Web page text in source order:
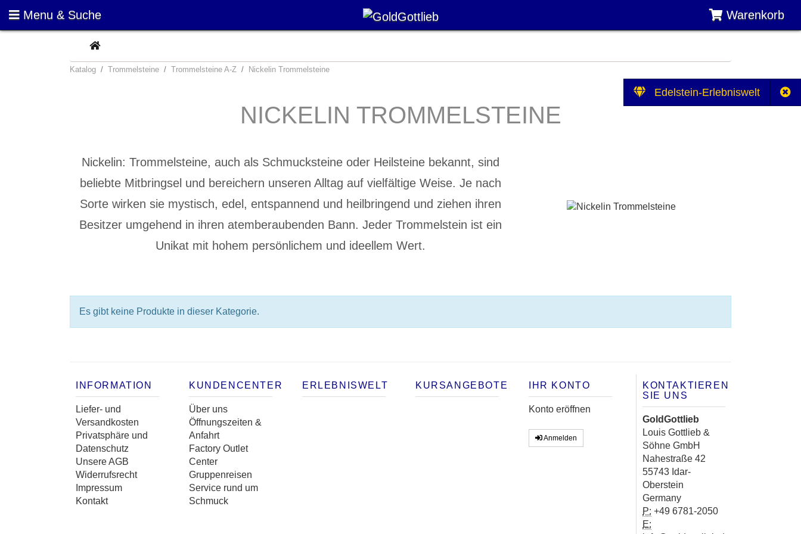
Edelstein-Erlebniswelt
Menu & Suche Warenkorb
CURRENT
Katalog Trommelsteine Trommelsteine A-Z Nickelin Trommelsteine
NICKELIN TROMMELSTEINE
Nickelin: Trommelsteine, auch als Schmucksteine oder Heilsteine bekannt, sind
beliebte Mitbringsel und bereichern unseren Alltag auf vielfältige Weise. Je nach
Sorte wirken sie mystisch, edel, entspannend und heilbringend und ziehen ihren
Besitzer umgehend in ihren atemberaubenden Bann. Jeder Trommelstein ist ein
Unikat mit hohem persönlichem und ideellem Wert.
Es gibt keine Produkte in dieser Kategorie.
INFORMATION
Liefer- und
Versandkosten
Privatsphäre und
Datenschutz
Unsere AGB
Widerrufsrecht
Impressum
Kontakt
KUNDENCENTER
Über uns
Öffnungszeiten &
Anfahrt
Factory Outlet
Center
Gruppenreisen
Service rund um
Schmuck
ERLEBNISWELT KURSANGEBOTE IHR KONTO
Konto eröffnen
Anmelden
KONTAKTIEREN
SIE UNS
GoldGottlieb
Louis Gottlieb &
Söhne GmbH
Nahestraße 42
55743 Idar-
Oberstein
Germany
P: +49 6781-2050
E: